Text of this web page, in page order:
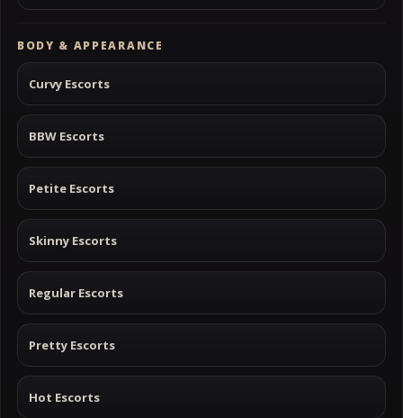
BODY & APPEARANCE
Curvy Escorts
BBW Escorts
Petite Escorts
Skinny Escorts
Regular Escorts
Pretty Escorts
Hot Escorts